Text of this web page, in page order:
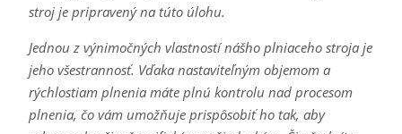
stroj je pripravený na túto úlohu.
Jednou z výnimočných vlastností nášho plniaceho stroja je
jeho všestrannosť. Vďaka nastaviteľným objemom a
rýchlostiam plnenia máte plnú kontrolu nad procesom
plnenia, čo vám umožňuje prispôsobiť ho tak, aby